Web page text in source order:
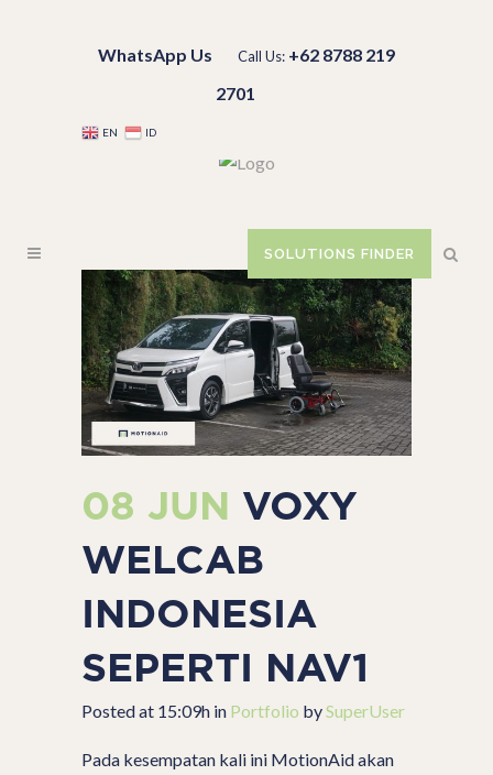
WhatsApp Us Call Us: +62 8788 219
2701
EN ID
SOLUTIONS FINDER
08 JUN VOXY
WELCAB
INDONESIA
SEPERTI NAV1
Posted at 15:09h in Portfolio bySuperUser
Pada kesempatan kali ini MotionAid akan